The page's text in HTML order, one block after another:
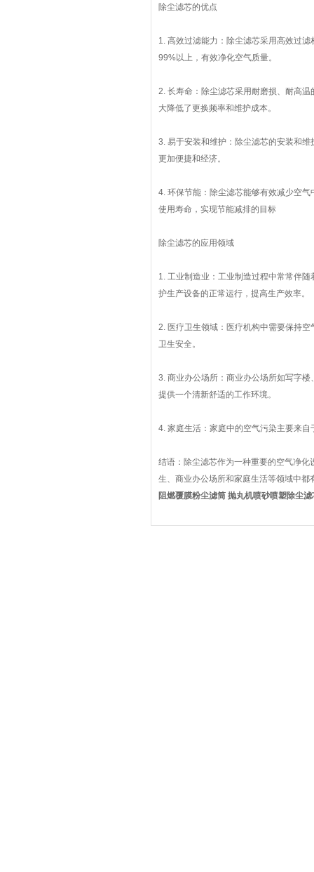
除尘滤芯的优点
1. 高效过滤能力：除尘滤芯采用高效过
99%以上，有效净化空气质量。
2. 长寿命：除尘滤芯采用耐磨损、耐高
大降低了更换频率和维护成本。
3. 易于安装和维护：除尘滤芯的安装和
更加便捷和经济。
4. 环保节能：除尘滤芯能够有效减少空
使用寿命，实现节能减排的目标
除尘滤芯的应用领域
1. 工业制造业：工业制造过程中常常伴
护生产设备的正常运行，提高生产效率。
2. 医疗卫生领域：医疗机构中需要保持
卫生安全。
3. 商业办公场所：商业办公场所如写字
提供一个清新舒适的工作环境。
4. 家庭生活：家庭中的空气污染主要来
结语：除尘滤芯作为一种重要的空气净
生、商业办公场所和家庭生活等领域中
阻燃覆膜粉尘滤筒 抛丸机喷砂喷塑除尘滤